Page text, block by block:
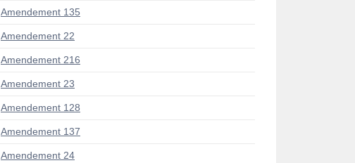
Amendement 135
Amendement 22
Amendement 216
Amendement 23
Amendement 128
Amendement 137
Amendement 24